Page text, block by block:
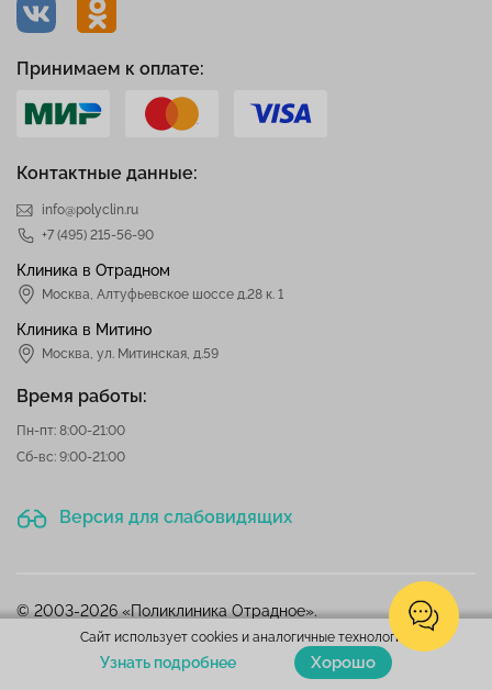
Контактные данные:
info@polyclin.ru
+7 (495) 215-56-90
Клиника в Отрадном
Москва Алтуфьевское шоссе д.28 к. 1
Клиника в Митино
Москва, ул. Митинская, д.59
Время работы:
Пн-пт: 8:00-21:00
Сб-вс: 9:00-21:00
Версия для слабовидящих
Принимаем к оплате:
© 2003-2026 «Поликлиника Отрадное».
Все права защищены
Все материалы и дизайн сайта являются объектами авторского права.
Материалы, размещенные на данной странице, носят информационный
Сайт использует cookies и аналогичные технологии.
Узнать подробнее Хорошо